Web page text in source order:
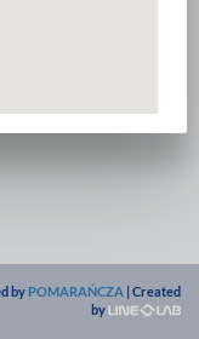
by POMARAŃCZA | Created
by